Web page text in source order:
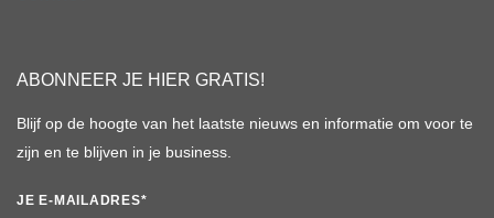
ABONNEER JE HIER GRATIS!
Blijf op de hoogte van het laatste nieuws en informatie om voor te
zijn en te blijven in je business.
JE E-MAILADRES*